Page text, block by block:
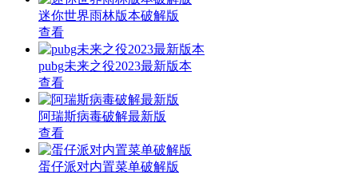
迷你世界雨林版本破解版
查看
pubg未来之役2023最新版本
查看
阿瑞斯病毒破解最新版
查看
蛋仔派对内置菜单破解版